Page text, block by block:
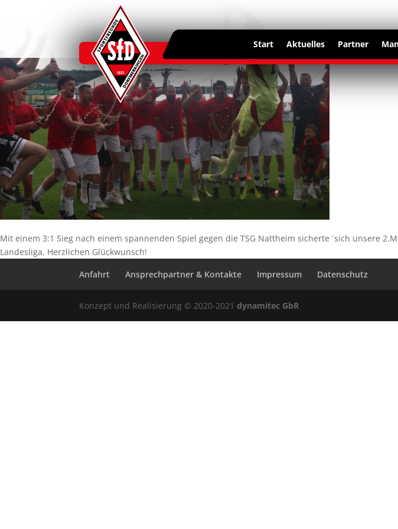
Start Aktuelles Partner
Mit einem 3:1 Sieg nach einem spannenden Spiel gegen die TSG Nattheim sicherte ´sich unsere
Landesliga, Herzlichen Glückwunsch!
Anfahrt
Ansprechpartner & Kontakte Impressum Datenschutz
Konzept und Realisierung © 2020-2021dynamitec GbR